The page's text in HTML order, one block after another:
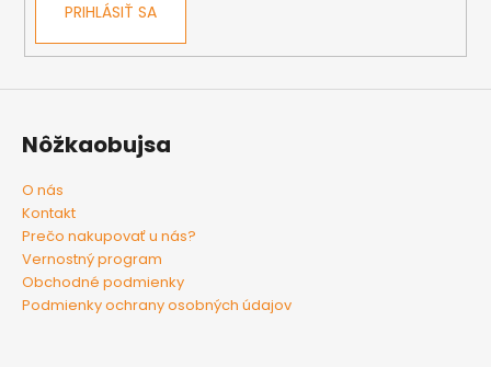
PRIHLÁSIŤ SA
Nôžkaobujsa
O nás
Kontakt
Prečo nakupovať u nás?
Vernostný program
Obchodné podmienky
Podmienky ochrany osobných údajov